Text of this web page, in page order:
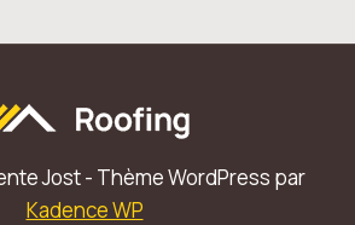
Jost - Thème WordPress par
Kadence WP